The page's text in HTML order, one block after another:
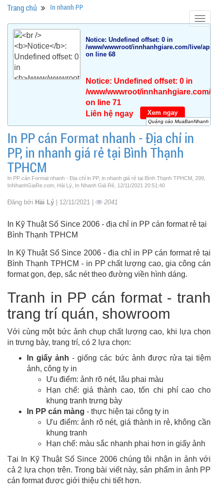
Trang chủ In nhanh PP
Notice: Undefined offset: 0 in
/www/wwwroot/innhanhgiare.com/live/
on line 68
Notice: Undefined offset: 0 in
/www/wwwroot/innhanhgiare.com/
on line 71
Liên hệ ngay
Xem ngay
Quảng cáo MuaBanNhanh
In PP cán Format nhanh - Địa chỉ in
PP, in nhanh giá rẻ tại Bình Thạnh
TPHCM
In PP cán Format nhanh - Địa chỉ in PP, in nhanh giá rẻ tại Bình Thạnh TPHCM, 299,
InNhanhGiaRe.com, Hải Lý, In Nhanh Giá Rẻ, 12/11/2021 20:51:40
Đăng bởi Hải Lý | 12/11/2021 | 2041
In Kỹ Thuật Số Since 2006 - địa chỉ in PP cán format rẻ tại
Bình Thạnh TPHCM
In Kỹ Thuật Số Since 2006 - địa chỉ in PP cán format rẻ tại
Bình Thạnh TPHCM - in PP chất lượng cao, gia công cán
format gọn, đẹp, sắc nét theo đường viền hình dáng.
Tranh in PP cán format - tranh
trang trí quán, showroom
Với cùng một bức ảnh chụp chất lượng cao, khi lựa chọn
in trưng bày, trang trí, có 2 lựa chọn:
In giấy ảnh - giống các bức ảnh được rửa tại tiệm
ảnh, công ty in
Ưu điểm: ảnh rõ nét, lâu phai màu
Hạn chế: giá thành cao, tốn chi phí cao cho
khung tranh trưng bày
In PP cán màng - thực hiện tại công ty in
Ưu điểm: ảnh rõ nét, giá thành in rẻ, không cần
khung tranh
Hạn chế: màu sắc nhanh phai hơn in giấy ảnh
Tại In Kỹ Thuật Số Since 2006 chúng tôi nhận in ảnh với
cả 2 lựa chọn trên. Trong bài viết này, sản phẩm in ảnh PP
cán format được giới thiệu chi tiết hơn.